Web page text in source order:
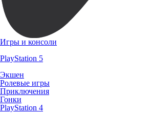
Игры и консоли
PlayStation 5
Экшен
Ролевые игры
Приключения
Гонки
PlayStation 4